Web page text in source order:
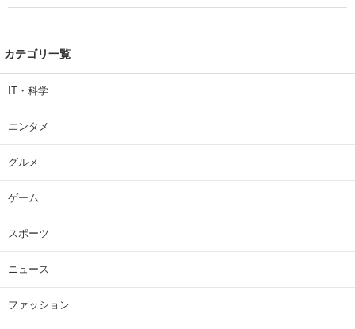
| 大学 ねとらぼリサーチ
カテゴリ一覧
IT・科学
エンタメ
グルメ
ゲーム
スポーツ
ニュース
ファッション